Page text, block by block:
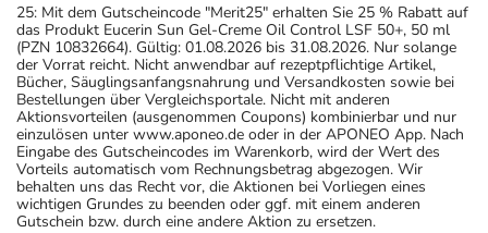
25: Mit dem Gutscheincode "Merit25" erhalten Sie 25 % Rabatt auf
das Produkt Eucerin Sun Gel-Creme Oil Control LSF 50+, 50 ml
(PZN 10832664). Gültig: 01.08.2026 bis 31.08.2026. Nur solange
der Vorrat reicht. Nicht anwendbar auf rezeptpflichtige Artikel,
Bücher, Säuglingsanfangsnahrung und Versandkosten sowie bei
Bestellungen über Vergleichsportale. Nicht mit anderen
Aktionsvorteilen (ausgenommen Coupons) kombinierbar und nur
einzulösen unter www.aponeo.de oder in der APONEO App. Nach
Eingabe des Gutscheincodes im Warenkorb, wird der Wert des
Vorteils automatisch vom Rechnungsbetrag abgezogen. Wir
behalten uns das Recht vor, die Aktionen bei Vorliegen eines
wichtigen Grundes zu beenden oder ggf. mit einem anderen
Gutschein bzw. durch eine andere Aktion zu ersetzen.